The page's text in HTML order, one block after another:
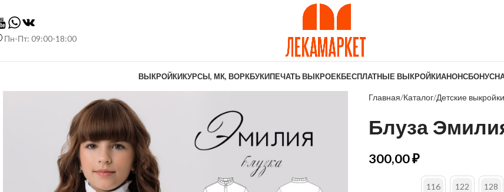
Пн-Пт: 09:00-18:00
ВЫКРОЙКИКУРСЫ, МК, ВОРКБУКИПЕЧАТЬ ВЫКРОЕКБЕСПЛАТНЫЕ ВЫКРОЙКИАНОНС
Главная Каталог Детские выкройки
Блуза
300,00₽
116 122 128